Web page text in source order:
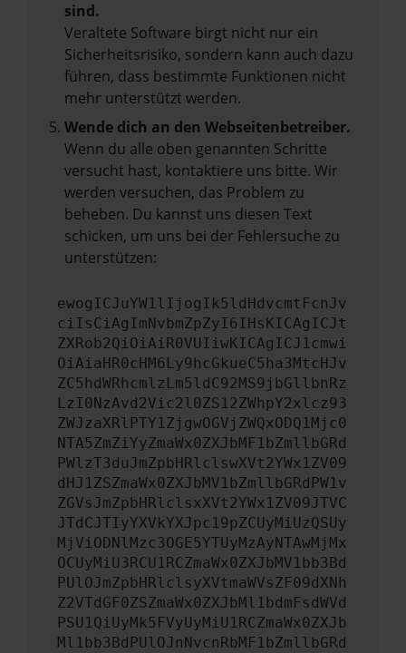
sind.
Veraltete Software birgt nicht nur ein
Sicherheitsrisiko, sondern kann auch dazu
führen, dass bestimmte Funktionen nicht
mehr unterstützt werden.
Wende dich an den Webseitenbetreiber.
Wenn du alle oben genannten Schritte
versucht hast, kontaktiere uns bitte. Wir
werden versuchen, das Problem zu
beheben. Du kannst uns diesen Text
schicken, um uns bei der Fehlersuche zu
unterstützen:
ewogICJuYW1lIjogIk5ldHdvcmtFcnJv
ciIsCiAgImNvbmZpZyI6IHsKICAgICJt
ZXRob2QiOiAiR0VUIiwKICAgICJ1cmwi
OiAiaHR0cHM6Ly9hcGkueC5ha3MtcHJv
ZC5hdWRhcmlzLm5ldC92MS9jbGllbnRz
LzI0NzAvd2Vic2l0ZS12ZWhpY2xlcz93
ZWJzaXRlPTY1ZjgwOGVjZWQxODQ1Mjc0
NTA5ZmZiYyZmaWx0ZXJbMF1bZmllbGRd
PWlzT3duJmZpbHRlclswXVt2YWx1ZV09
dHJ1ZSZmaWx0ZXJbMV1bZmllbGRdPW1v
ZGVsJmZpbHRlclsxXVt2YWx1ZV09JTVC
JTdCJTIyYXVkYXJpc19pZCUyMiUzQSUy
MjViODNlMzc3OGE5YTUyMzAyNTAwMjMx
OCUyMiU3RCU1RCZmaWx0ZXJbMV1bb3Bd
PUlOJmZpbHRlclsyXVtmaWVsZF09dXNh
Z2VTdGF0ZSZmaWx0ZXJbMl1bdmFsdWVd
PSU1QiUyMk5FVyUyMiU1RCZmaWx0ZXJb
Ml1bb3BdPUlOJnNvcnRbMF1bZmllbGRd